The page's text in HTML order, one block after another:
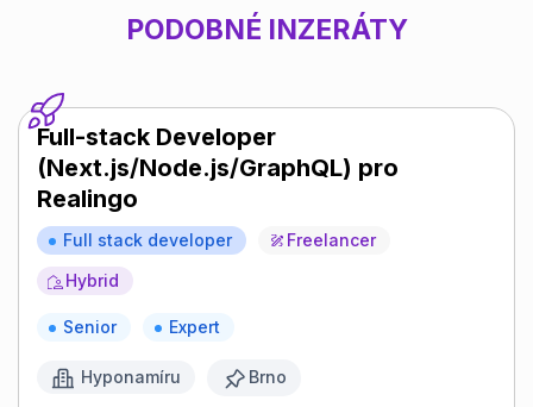
PODOBNÉ INZERÁTY
Full-stack Developer
(Next.js/Node.js/GraphQL) pro
Realingo
Full stack developer
Freelancer
Hybrid
Senior Expert
Hyponamíru Brno